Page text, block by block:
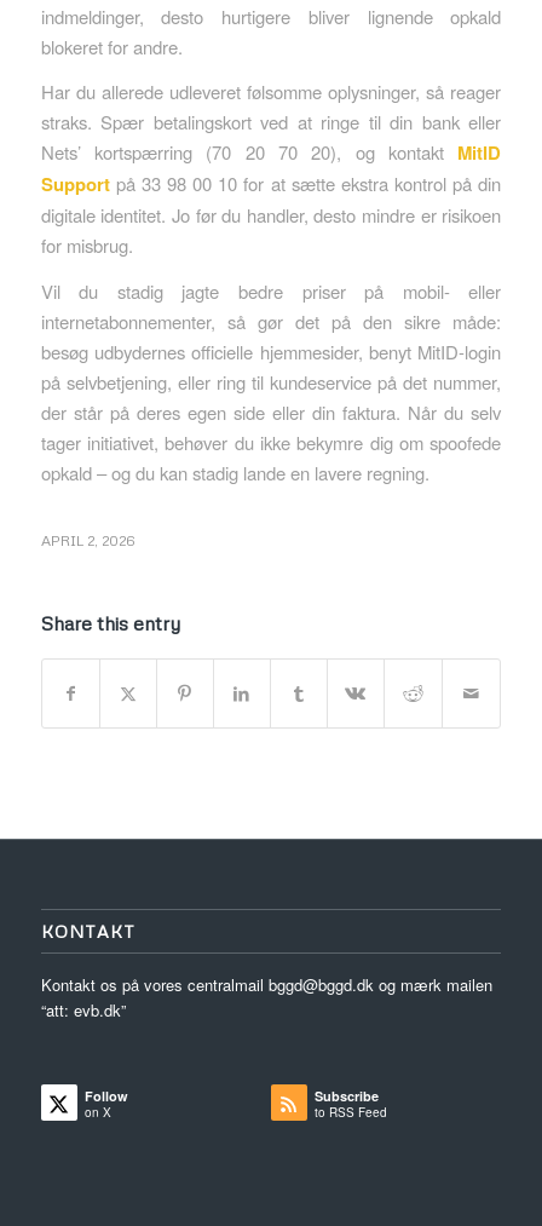
indmeldinger, desto hurtigere bliver lignende opkald
blokeret for andre.
Har du allerede udleveret følsomme oplysninger, så reager
straks. Spær betalingskort ved at ringe til din bank eller
Nets’ kortspærring (70 20 70 20), og kontakt MitID
Supportpå 33 98 00 10 for at sætte ekstra kontrol på din
digitale identitet. Jo før du handler, desto mindre er risikoen
for misbrug.
Vil du stadig jagte bedre priser på mobil- eller
internetabonnementer, så gør det på den sikre måde:
besøg udbydernes officielle hjemmesider, benyt MitID-login
på selvbetjening, eller ring til kundeservice på det nummer,
der står på deres egen side eller din faktura. Når du selv
tager initiativet, behøver du ikke bekymre dig om spoofede
opkald – og du kan stadig lande en lavere regning.
APRIL 2, 2026
Share this entry
KONTAKT
Kontakt os på vores centralmail bggd@bggd.dkog mærk mailen
“att: evb.dk”
Follow
on X
Subscribe
to RSS Feed